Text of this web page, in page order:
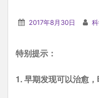
2017年8月30日
特别提示：
1. 早期发现可以治愈，